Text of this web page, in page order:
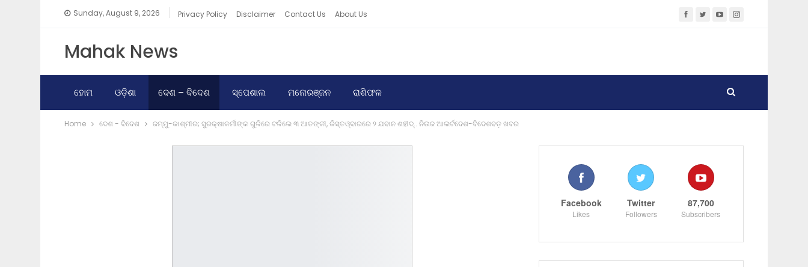
Sunday, August 9, 2026 Privacy Policy Disclaimer Contact Us About Us
Mahak News
ହୋମ ଓଡ଼ିଶା ଦେଶ – ବିଦେଶ ସ୍ପେଶାଲ ମନୋରଞ୍ଜନ ରାଶିଫଳ
Home ଦେଶ - ବିଦେଶ ଜମ୍ମୁ-କାଶ୍ମୀର; ସୁରକ୍ଷାକର୍ମୀଙ୍କ ଗୁଳିରେ ଟଳିଲେ ୩ ଆତଙ୍କୀ, କିସ୍ତଓ୍ବାରରେ ୨ ଯବାନ ଶହୀଦ୍‌.. ନିଉଜ ଆଲର୍ଟଦେଶ-ବିଦେଶବଡ଼ ଖବର
Facebook
Likes
Twitter
Followers
87,700
Subscribers